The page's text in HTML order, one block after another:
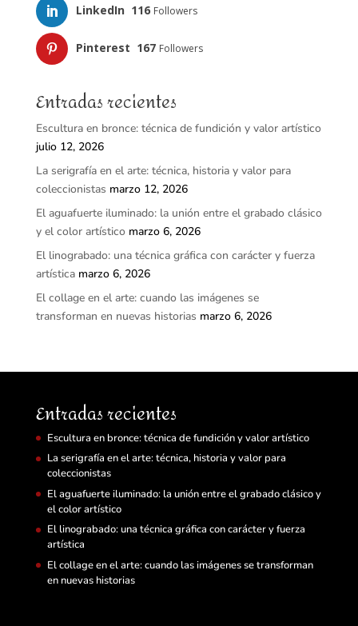
LinkedIn 116 Followers
Pinterest 167 Followers
Entradas recientes
Escultura en bronce: técnica de fundición y valor artístico
julio 12, 2026
La serigrafía en el arte: técnica, historia y valor para
coleccionistas marzo 12, 2026
El aguafuerte iluminado: la unión entre el grabado clásico
y el color artístico marzo 6, 2026
El linograbado: una técnica gráfica con carácter y fuerza
artística marzo 6, 2026
El collage en el arte: cuando las imágenes se
transforman en nuevas historias marzo 6, 2026
Entradas recientes
Escultura en bronce: técnica de fundición y valor artístico
La serigrafía en el arte: técnica, historia y valor para
coleccionistas
El aguafuerte iluminado: la unión entre el grabado clásico y
el color artístico
El linograbado: una técnica gráfica con carácter y fuerza
artística
El collage en el arte: cuando las imágenes se transforman
en nuevas historias